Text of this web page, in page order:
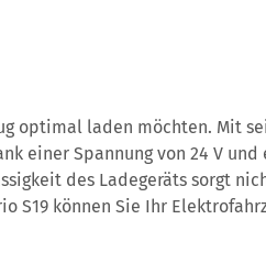
optimal laden möchten. Mit
einer Spannung von 24 V und
des Ladegeräts sorgt
S19 können Sie Ihr